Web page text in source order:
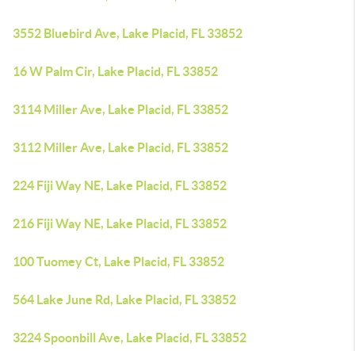
3552 Bluebird Ave, Lake Placid, FL 33852
16 W Palm Cir, Lake Placid, FL 33852
3114 Miller Ave, Lake Placid, FL 33852
3112 Miller Ave, Lake Placid, FL 33852
224 Fiji Way NE, Lake Placid, FL 33852
216 Fiji Way NE, Lake Placid, FL 33852
100 Tuomey Ct, Lake Placid, FL 33852
564 Lake June Rd, Lake Placid, FL 33852
3224 Spoonbill Ave, Lake Placid, FL 33852